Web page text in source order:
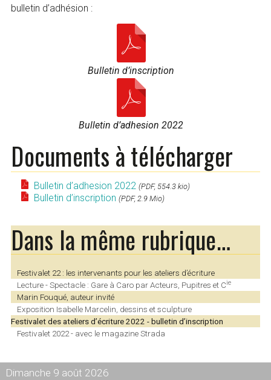
bulletin d’adhésion :
Bulletin d’inscription
Bulletin d’adhesion 2022
Documents à télécharger
Bulletin d’adhesion 2022 (PDF, 554.3 kio)
Bulletin d’inscription (PDF, 2.9 Mio)
Dans la même rubrique…
Festivalet 22 : les intervenants pour les ateliers d’écriture
Lecture - Spectacle : Gare à Caro par Acteurs, Pupitres et Cie
Marin Fouqué, auteur invité
Exposition Isabelle Marcelin, dessins et sculpture
Festivalet des ateliers d’écriture 2022 - bulletin d’inscription
Festivalet 2022 - avec le magazine Strada
Dimanche 9 août 2026